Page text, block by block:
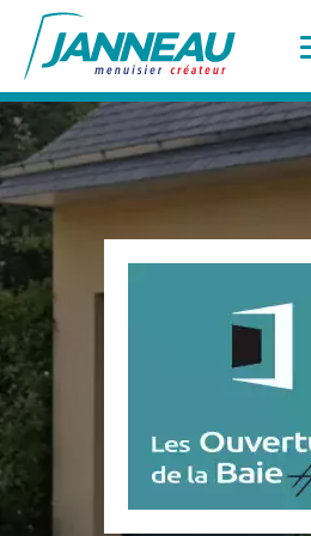
Fenêtres et Portes-fenêtres
Baies vitrées
Portes d’entrée
Pergolas
Carports